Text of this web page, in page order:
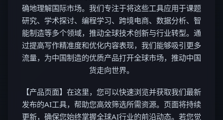
确地理解国际市场。我们专注于将这些工具应用于课题
研究、学术探讨、编程学习、跨境电商、数据分析、智
能制造等多个领域，推动全球技术创新与行业转型。通
过提高写作精准度和优化内容表现，我们能够吸引更多
流量，为中国制造的优质产品打开全球市场，推动中国
货走向世界。
【产品页面】在这里，您可以快速浏览并获取我们最新
发布的AI工具，帮助您高效筛选所需资源。页面将持续
更新，确保您始终掌握全球AI行业的前沿动态。若您觉